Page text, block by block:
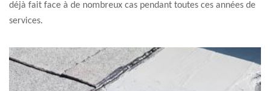
déjà fait face à de nombreux cas pendant toutes ces années de
services.